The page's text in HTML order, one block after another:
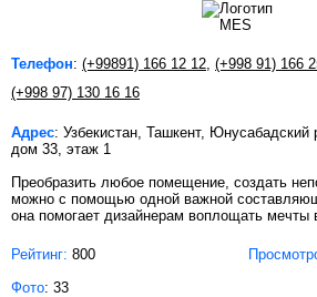
Телефон: (+99891) 166 12 12 (+998 91) 166
(+998 97) 130 16 16
Адрес: Узбекистан, Ташкент, Юнусабадский
дом 33, этаж 1
Преобразить любое помещение, создать
можно с помощью одной важной
она помогает дизайнерам воплощать мечты
Рейтинг: 800
Фото: 33